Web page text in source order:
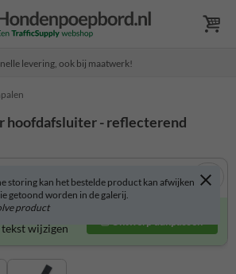
levering, ook bij maatwerk!
hoofdafsluiter - reflecterend
storing kan het bestelde product kan afwijken
getoond worden in de galerij.
product
wijzigen
Ontwerp aanpassen